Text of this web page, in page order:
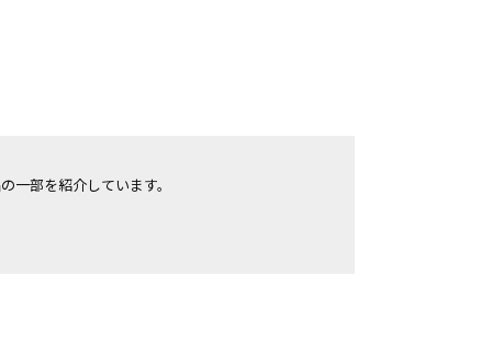
一部を紹介しています。